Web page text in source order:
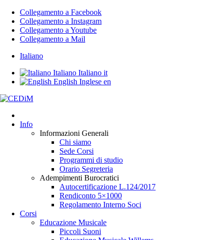
Collegamento a Facebook
Collegamento a Instagram
Collegamento a Youtube
Collegamento a Mail
Italiano
Italiano Italiano it
English Inglese en
Info
Informazioni Generali
Chi siamo
Sede Corsi
Programmi di studio
Orario Segreteria
Adempimenti Burocratici
Autocertificazione L.124/2017
Rendiconto 5×1000
Regolamento Interno Soci
Corsi
Educazione Musicale
Piccoli Suoni